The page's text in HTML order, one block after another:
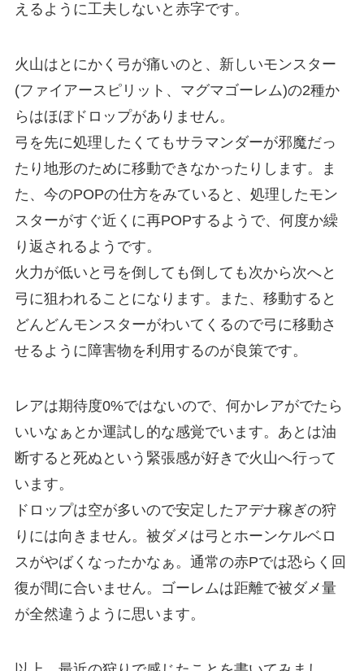
えるように工夫しないと赤字です。
火山はとにかく弓が痛いのと、新しいモンスター
(ファイアースピリット、マグマゴーレム)の2種か
らはほぼドロップがありません。
弓を先に処理したくてもサラマンダーが邪魔だっ
たり地形のために移動できなかったりします。ま
た、今のPOPの仕方をみていると、処理したモン
スターがすぐ近くに再POPするようで、何度か繰
り返されるようです。
火力が低いと弓を倒しても倒しても次から次へと
弓に狙われることになります。また、移動すると
どんどんモンスターがわいてくるので弓に移動さ
せるように障害物を利用するのが良策です。
レアは期待度0%ではないので、何かレアがでたら
いいなぁとか運試し的な感覚でいます。あとは油
断すると死ぬという緊張感が好きで火山へ行って
います。
ドロップは空が多いので安定したアデナ稼ぎの狩
りには向きません。被ダメは弓とホーンケルベロ
スがやばくなったかなぁ。通常の赤Pでは恐らく回
復が間に合いません。ゴーレムは距離で被ダメ量
が全然違うように思います。